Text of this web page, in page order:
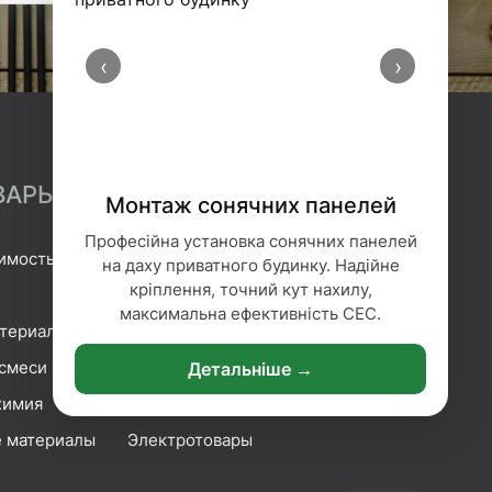
‹ ›
Монтаж сонячних панелей
Професійна установка сонячних панелей
на даху приватного будинку. Надійне
кріплення, точний кут нахилу,
максимальна ефективність СЕС.
Детальніше →
материалы
Гидроизоляция
Геотекстиль
Сетка и плёнка
Электротовары